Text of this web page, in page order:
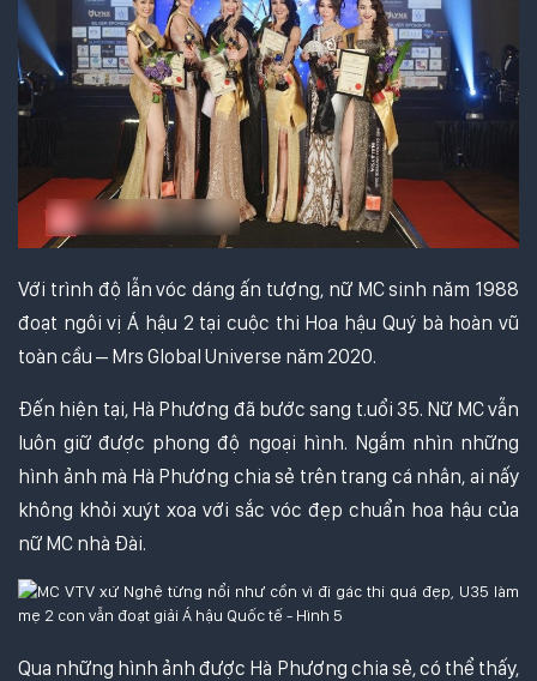
Với trình độ lẫn vóc dáng ấn tượng, nữ MC sinh năm 1988
đoạt ngôi vị Á hậu 2 tại cuộc thi Hoa hậu Quý bà hoàn vũ
toàn cầu – Mrs Global Universe năm 2020.
Đến hiện tại, Hà Phương đã bước sang t.uổi 35. Nữ MC vẫn
luôn giữ được phong độ ngoại hình. Ngắm nhìn những
hình ảnh mà Hà Phương chia sẻ trên trang cá nhân, ai nấy
không khỏi xuýt xoa với sắc vóc đẹp chuẩn hoa hậu của
nữ MC nhà Đài.
Qua những hình ảnh được Hà Phương chia sẻ, có thể thấy,